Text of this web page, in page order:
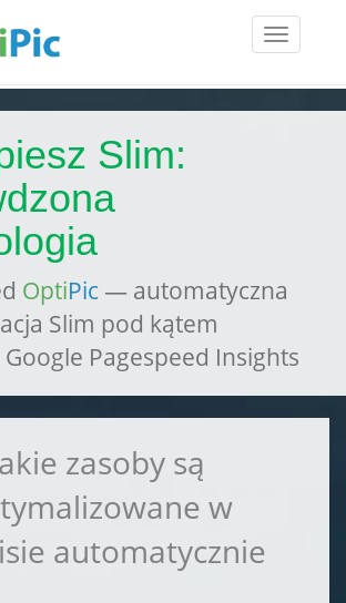
Toggle
Slim:
OptiPic — automatyczna
Slim pod kątem
Pagespeed Insights
zasoby są
w
automatycznie